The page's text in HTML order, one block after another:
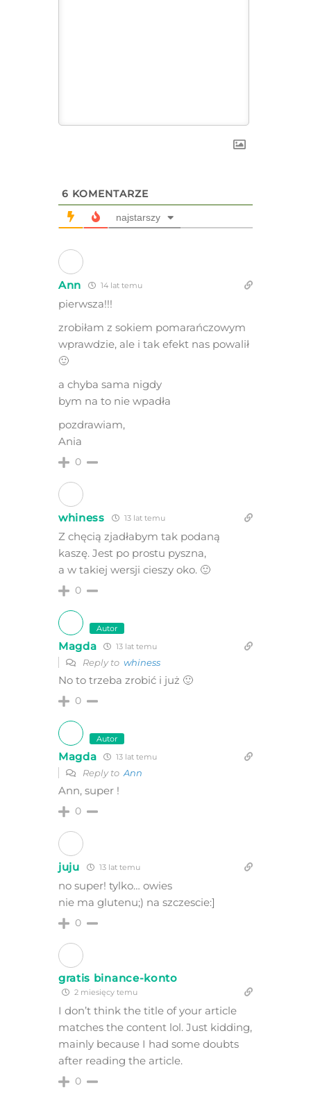
6 KOMENTARZE
najstarszy
Ann 14 lat temu
pierwsza!!!
zrobiłam z sokiem pomarańczowym
wprawdzie, ale i tak efekt nas powalił
🙂
a chyba sama nigdy
bym na to nie wpadła
pozdrawiam,
Ania
0
whiness 13 lat temu
Z chęcią zjadłabym tak podaną
kaszę. Jest po prostu pyszna,
a w takiej wersji cieszy oko. 🙂
0
Autor
Magda 13 lat temu
Reply to whiness
No to trzeba zrobić i już 🙂
0
Autor
Magda 13 lat temu
Reply to Ann
Ann, super !
0
juju 13 lat temu
no super! tylko… owies
nie ma glutenu;) na szczescie:]
0
gratis binance-konto
2 miesięcy temu
I don’t think the title of your article
matches the content lol. Just kidding,
mainly because I had some doubts
after reading the article.
0